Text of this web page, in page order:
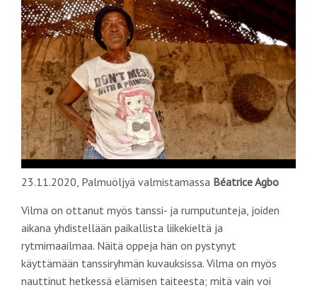
23.11.2020, Palmuöljyä valmistamassa Béatrice Agbo
Vilma on ottanut myös tanssi- ja rumputunteja, joiden
aikana yhdistellään paikallista liikekieltä ja
rytmimaailmaa. Näitä oppeja hän on pystynyt
käyttämään tanssiryhmän kuvauksissa. Vilma on myös
nauttinut hetkessä elämisen taiteesta; mitä vain voi